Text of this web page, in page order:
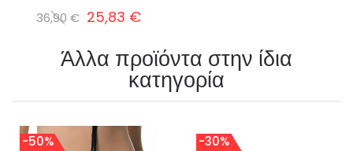
36,90 € 25,83 €
Άλλα προϊόντα στην ίδια
κατηγορία
-50% -30%